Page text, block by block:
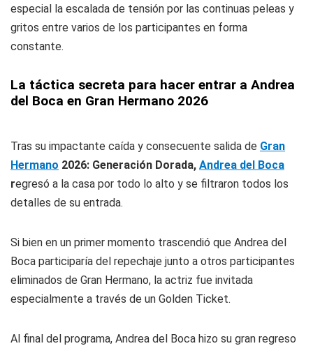
especial la escalada de tensión por las continuas peleas y
gritos entre varios de los participantes en forma
constante.
La táctica secreta para hacer entrar a Andrea
del Boca en Gran Hermano 2026
Tras su impactante caída y consecuente salida de Gran
Hermano 2026: Generación Dorada, Andrea del Boca
regresó a la casa por todo lo alto y se filtraron todos los
detalles de su entrada.
Si bien en un primer momento trascendió que Andrea del
Boca participaría del repechaje junto a otros participantes
eliminados de Gran Hermano, la actriz fue invitada
especialmente a través de un Golden Ticket.
Al final del programa, Andrea del Boca hizo su gran regreso